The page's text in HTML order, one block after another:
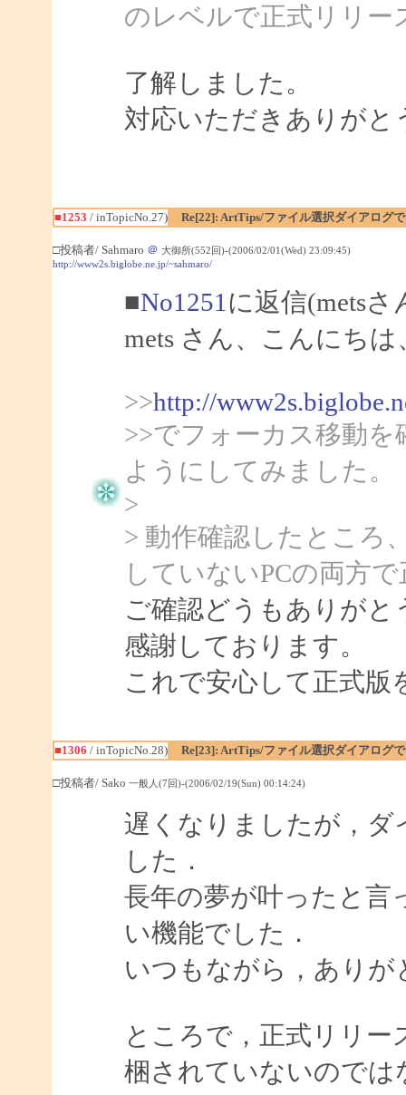
のレベルで正式リリー
了解しました。
対応いただきありがと
■1253 / inTopicNo.27) Re[22]: ArtTips/ファイル選択ダイアログ
□投稿者/ Sahmaro ＠ 大御所(552回)-(2006/02/01(Wed) 23:09:45)
http://www2s.biglobe.ne.jp/~sahmaro/
■No1251 に返信(metsさ
mets さん、こんにちは
>>http://
>>でフォーカス移動
ようにしてみました。
>
> 動作確認したところ
していないPCの両方
ご確認どうもありがと
感謝しております。
これで安心して正式版
■1306 / inTopicNo.28) Re[23]: ArtTips/ファイル選択ダイアログ
□投稿者/ Sako 一般人(7回)-(2006/02/19(Sun) 00:14:24)
遅くなりましたが，ダ
した．
長年の夢が叶ったと言
い機能でした．
いつもながら，ありが
ところで，正式リリ
梱されていないのでは